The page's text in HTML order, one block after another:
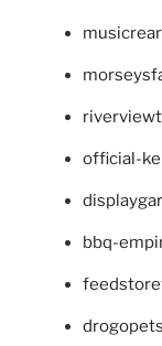
official-
bbq-